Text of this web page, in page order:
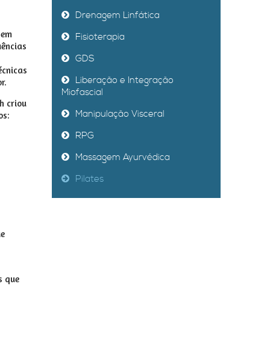
criou
que
Drenagem Linfática
Fisioterapia
GDS
Liberação e Integração
Miofascial
Manipulação Visceral
RPG
Massagem Ayurvédica
Pilates